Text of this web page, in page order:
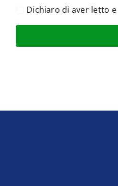
Dichiaro di aver letto